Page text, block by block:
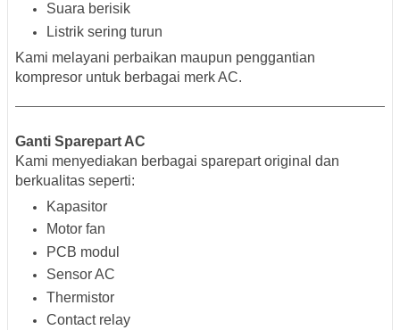
Suara berisik
Listrik sering turun
Kami melayani perbaikan maupun penggantian
kompresor untuk berbagai merk AC.
Ganti Sparepart AC
Kami menyediakan berbagai sparepart original dan
berkualitas seperti:
Kapasitor
Motor fan
PCB modul
Sensor AC
Thermistor
Contact relay